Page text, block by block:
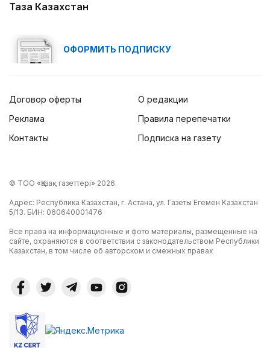
Таза Казахстан
ОФОРМИТЬ ПОДПИСКУ
Договор оферты
Реклама
Контакты
О редакции
Правила перепечатки
Подписка на газету
© ТОО «Қазақ газеттері» 2026.
Адрес: Республика Казахстан, г. Астана, ул. Газеты Егемен Казахстан
5/13. БИН: 060640001476
Все права на информационные и фото материалы, размещенные на
сайте, охраняются в соответствии с законодательством Республики
Казахстан, в том числе об авторском и смежных правах